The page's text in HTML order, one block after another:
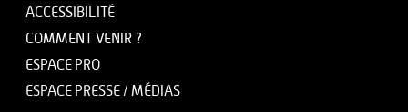
ACCESSIBILITÉ
COMMENT VENIR ?
ESPACE PRO
ESPACE PRESSE / MÉDIAS